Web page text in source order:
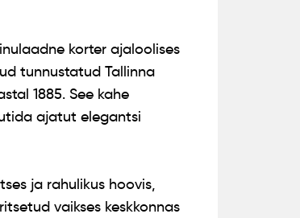
korter ajaloolises
tunnustatud Tallinna
1885. See kahe
ajatut elegantsi
ja rahulikus hoovis,
vaikses keskkonnas